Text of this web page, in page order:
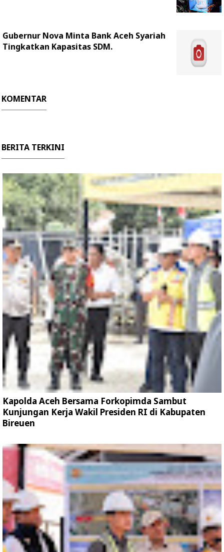
Gubernur Nova Minta Bank Aceh Syariah
Tingkatkan Kapasitas SDM.
KOMENTAR
BERITA TERKINI
Kapolda Aceh Bersama Forkopimda Sambut
Kunjungan Kerja Wakil Presiden RI di Kabupaten
Bireuen